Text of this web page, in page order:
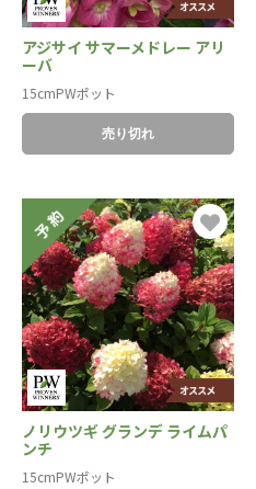
アジサイ サマーメドレー アリ
ーバ
15cmPWポット
売り切れ
ノリウツギ グランデ ライムパ
ンチ
15cmPWポット